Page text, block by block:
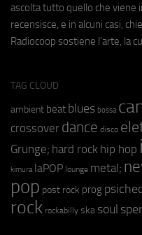
ascolta tutto quello che viene
recensisce, e in alcuni casi,
Radiocoop sostiene l'arte, la
TAG CLOUD
ambient beat blues bossa
crossover dance disco
Grunge; hard rock hip hop
kimura laPOP lounge metal;
pop post rock prog
rock rockabilly ska soul